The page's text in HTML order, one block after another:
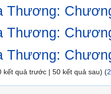
Thương:
Thương:
Thương:
kết quả trước | 50 kết quả sau) (